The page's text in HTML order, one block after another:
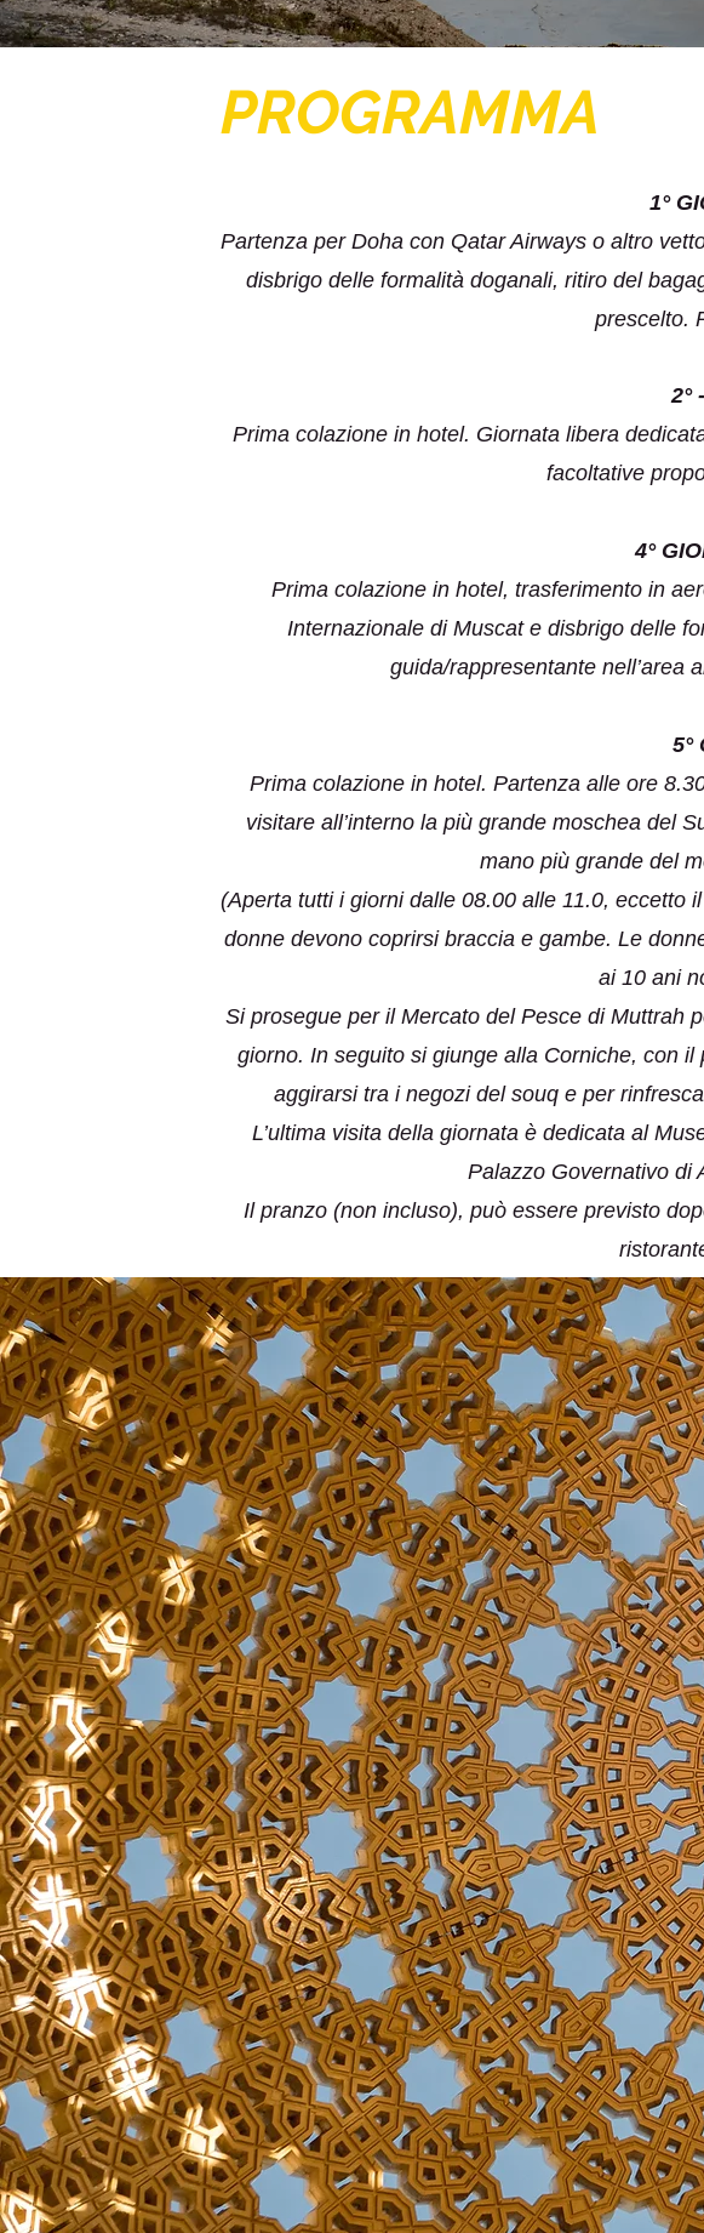
PROGRAMMA
1°
Partenza per Doha con Qatar Airways o altro
disbrigo delle formalità doganali, ritiro del
prescelto.
2°
Prima colazione in hotel. Giornata libera
facoltative
4°
Prima colazione in hotel, trasferimento in
Internazionale di Muscat e disbrigo delle
guida/rappresentante nell’area
5°
Prima colazione in hotel. Partenza alle ore
visitare all’interno la più grande moschea del
mano più grande del
(Aperta tutti i giorni dalle 08.00 alle 11.0, eccetto
donne devono coprirsi braccia e gambe. Le
ai 10 ani
Si prosegue per il Mercato del Pesce di Muttrah
giorno. In seguito si giunge alla Corniche, con
aggirarsi tra i negozi del souq e per
L’ultima visita della giornata è dedicata al
Palazzo Governativo di
Il pranzo (non incluso), può essere previsto